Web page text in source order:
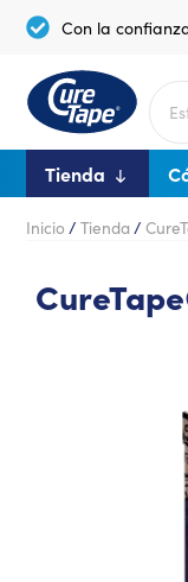
Con la
Tienda
Inicio / Tienda /